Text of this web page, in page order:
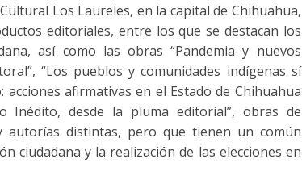
Los Laureles, en la capital de Chihuahua,
editoriales, entre los que se destacan los
así como las obras “Pandemia y nuevos
“Los pueblos y comunidades indígenas sí
afirmativas en el Estado de Chihuahua
Inédito, desde la pluma editorial”, obras de
autorías distintas, pero que tienen un común
ciudadana y la realización de las elecciones en